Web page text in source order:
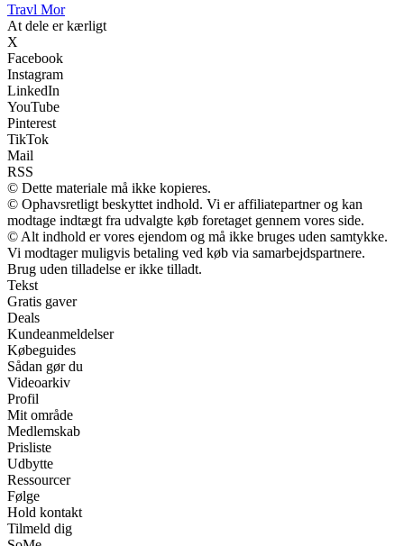
Travl Mor
At dele er kærligt
X
Facebook
Instagram
LinkedIn
YouTube
Pinterest
TikTok
Mail
RSS
© Dette materiale må ikke kopieres.
© Ophavsretligt beskyttet indhold. Vi er affiliatepartner og kan
modtage indtægt fra udvalgte køb foretaget gennem vores side.
© Alt indhold er vores ejendom og må ikke bruges uden samtykke.
Vi modtager muligvis betaling ved køb via samarbejdspartnere.
Brug uden tilladelse er ikke tilladt.
Tekst
Gratis gaver
Deals
Kundeanmeldelser
Købeguides
Sådan gør du
Videoarkiv
Profil
Mit område
Medlemskab
Prisliste
Udbytte
Ressourcer
Følge
Hold kontakt
Tilmeld dig